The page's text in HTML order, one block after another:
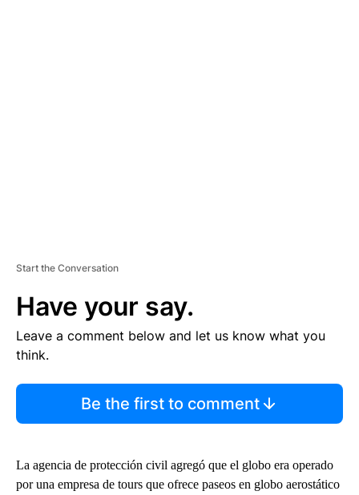
Start the Conversation
Have your say.
Leave a comment below and let us know what you
think.
Be the first to comment
La agencia de protección civil agregó que el globo era operado
por una empresa de tours que ofrece paseos en globo aerostático